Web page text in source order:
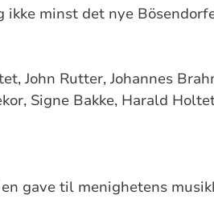
ikke minst det nye
John Rutter, Johannes
Signe Bakke, Harald
gave til menighetens